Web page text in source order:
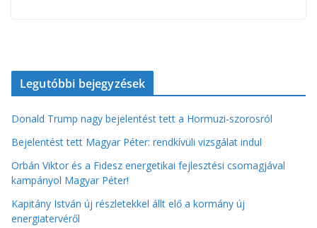
Legutóbbi bejegyzések
Donald Trump nagy bejelentést tett a Hormuzi-szorosról
Bejelentést tett Magyar Péter: rendkívüli vizsgálat indul
Orbán Viktor és a Fidesz energetikai fejlesztési csomagjával
kampányol Magyar Péter!
Kapitány István új részletekkel állt elő a kormány új
energiatervéről